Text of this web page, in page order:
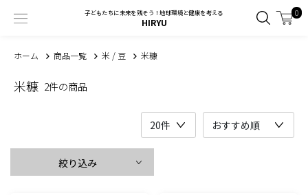
子どもたちに未来を残そう！地球環境と健康を考える
HIRYU
0
ホーム 商品一覧 米 / 豆 米糠
米糠 2件の商品
絞り込み